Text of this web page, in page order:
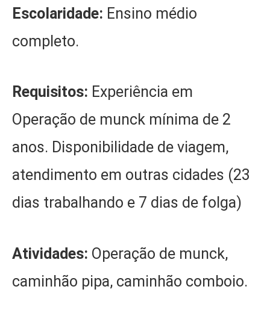
Escolaridade: Ensino médio
completo.
Requisitos: Experiência em
Operação de munck mínima de 2
anos. Disponibilidade de viagem,
atendimento em outras cidades (23
dias trabalhando e 7 dias de folga)
Atividades: Operação de munck,
caminhão pipa, caminhão comboio.